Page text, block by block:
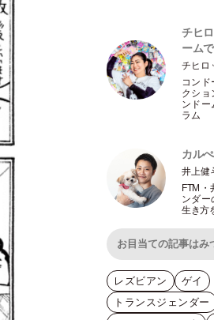
チヒ
ーム
チヒロ
コンド
クショ
ンドー
ラム
カル
井上健
FTM ・
ンダー
生き方
レズビアン
ゲイ
トランスジェンダー